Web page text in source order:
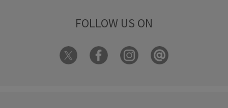
FOLLOW US ON